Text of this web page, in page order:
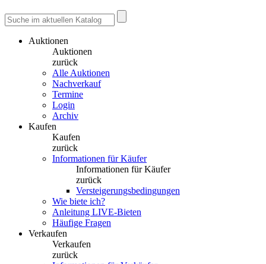
Auktionen
Auktionen
zurück
Alle Auktionen
Nachverkauf
Termine
Login
Archiv
Kaufen
Kaufen
zurück
Informationen für Käufer
Informationen für Käufer
zurück
Versteigerungsbedingungen
Wie biete ich?
Anleitung LIVE-Bieten
Häufige Fragen
Verkaufen
Verkaufen
zurück